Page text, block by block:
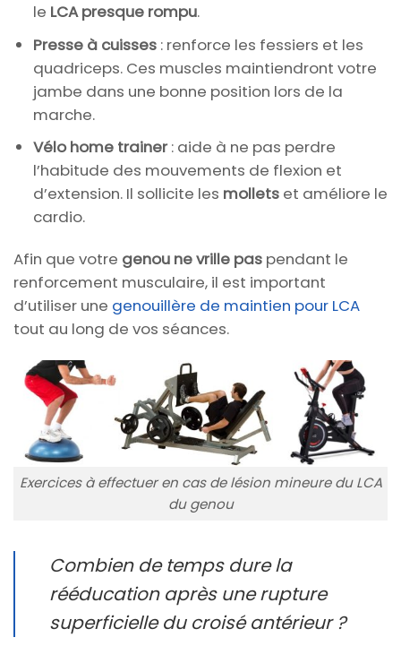
le LCA presque rompu.
Presse à cuisses: renforce les fessiers et les
quadriceps. Ces muscles maintiendront votre
jambe dans une bonne position lors de la
marche.
Vélo home trainer: aide à ne pas perdre
l’habitude des mouvements de flexion et
d’extension. Il sollicite les molletset améliore le
cardio.
Afin que votre genou ne vrille pas pendant le
renforcement musculaire, il est important
d’utiliser une genouillère de maintien pour LCA
tout au long de vos séances.
Exercices à effectuer en cas de lésion mineure du LCA
du genou
Combien de temps dure la
rééducation après une rupture
superficielle du croisé antérieur ?